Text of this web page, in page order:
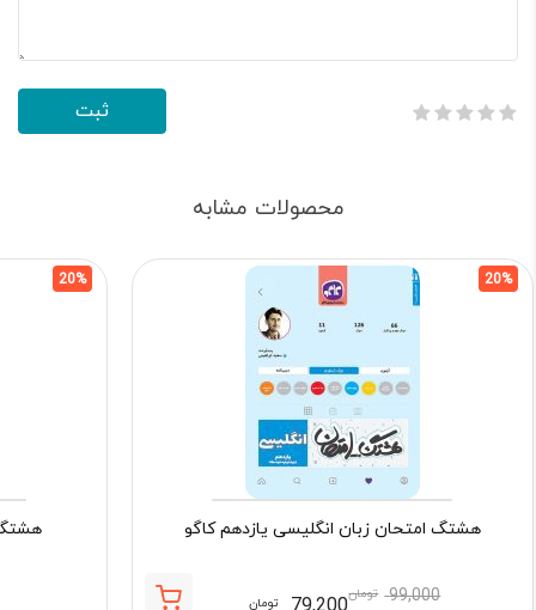
محصولات مشابه
20%
هشتگ امتحان زبان انگلیسی یازدهم کاگو
99,000 تومان تومان
20%
هشتگ